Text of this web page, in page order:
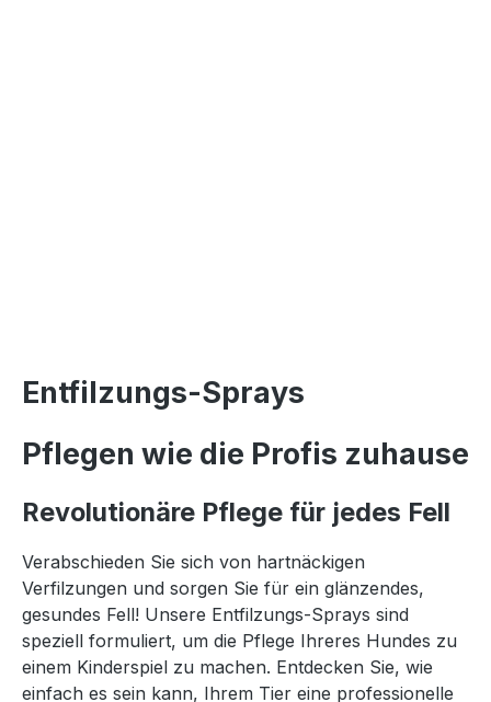
Entfilzungs-Sprays
Pflegen wie die Profis zuhause
Revolutionäre Pflege für jedes Fell
Verabschieden Sie sich von hartnäckigen
Verfilzungen und sorgen Sie für ein glänzendes,
gesundes Fell! Unsere Entfilzungs-Sprays sind
speziell formuliert, um die Pflege Ihreres Hundes zu
einem Kinderspiel zu machen. Entdecken Sie, wie
einfach es sein kann, Ihrem Tier eine professionelle